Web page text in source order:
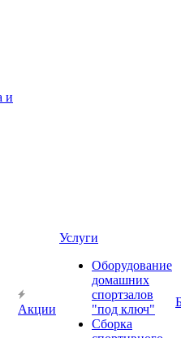
Акции
Услуги
Оборудование
домашних
спортзалов
"под ключ"
Сборка